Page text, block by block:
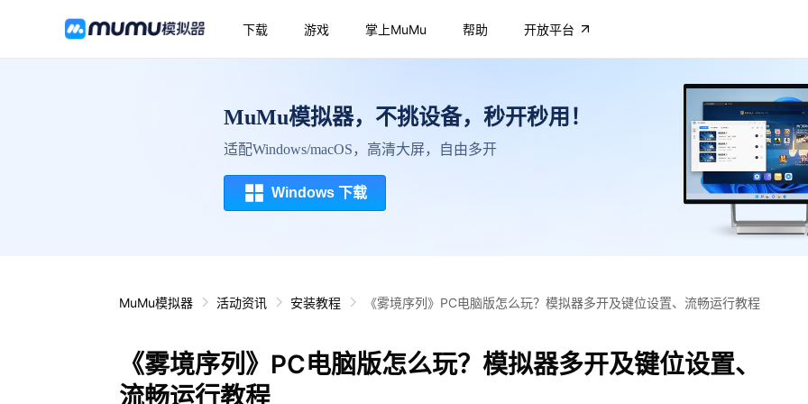
下载 游戏 掌上MuMu 帮助 开放平台
MuMu模拟器，不挑设备，秒开秒用！
适配Windows/macOS，高清大屏，自由多开
Windows 下载
MuMu模拟器 活动资讯 安装教程 《雾境序列》PC电脑版怎么玩？模拟器多开及键位设置、流畅运行教程
《雾境序列》PC电脑版怎么玩？模拟器多开及键位设置、
流畅运行教程